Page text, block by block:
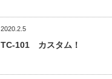
2020.2.5
TC-101 カスタム！